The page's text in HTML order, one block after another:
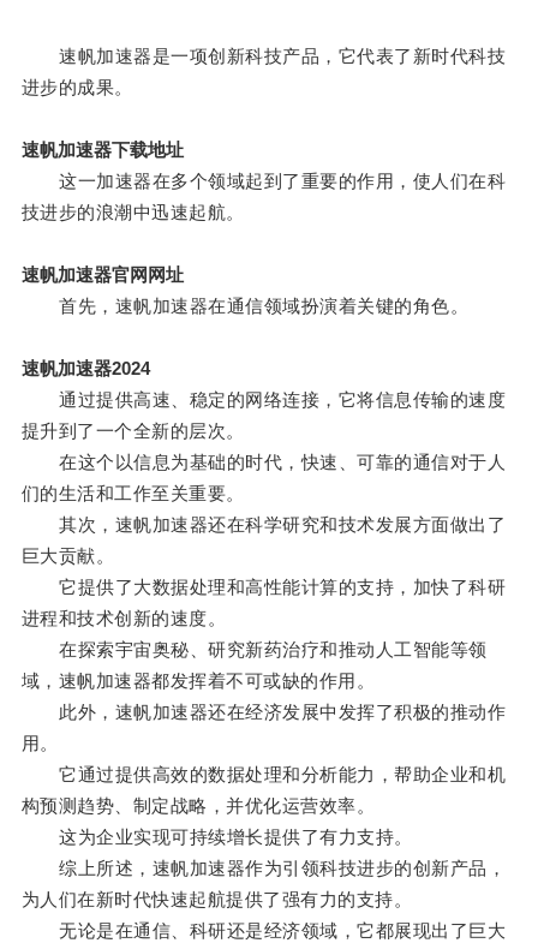
速帆加速器是一项创新科技产品，它代表了新时代科技
进步的成果。
速帆加速器下载地址
这一加速器在多个领域起到了重要的作用，使人们在科
技进步的浪潮中迅速起航。
速帆加速器官网网址
首先，速帆加速器在通信领域扮演着关键的角色。
速帆加速器2024
通过提供高速、稳定的网络连接，它将信息传输的速度
提升到了一个全新的层次。
在这个以信息为基础的时代，快速、可靠的通信对于人
们的生活和工作至关重要。
其次，速帆加速器还在科学研究和技术发展方面做出了
巨大贡献。
它提供了大数据处理和高性能计算的支持，加快了科研
进程和技术创新的速度。
在探索宇宙奥秘、研究新药治疗和推动人工智能等领
域，速帆加速器都发挥着不可或缺的作用。
此外，速帆加速器还在经济发展中发挥了积极的推动作
用。
它通过提供高效的数据处理和分析能力，帮助企业和机
构预测趋势、制定战略，并优化运营效率。
这为企业实现可持续增长提供了有力支持。
综上所述，速帆加速器作为引领科技进步的创新产品，
为人们在新时代快速起航提供了强有力的支持。
无论是在通信、科研还是经济领域，它都展现出了巨大